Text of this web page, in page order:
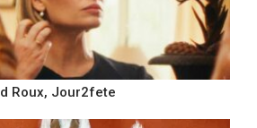
Roux, Jour2fete